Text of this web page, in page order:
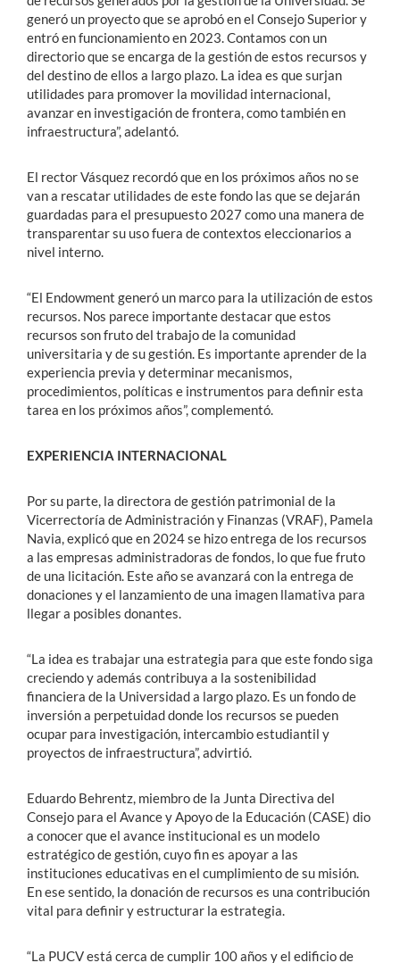
generó un proyecto que se aprobó en el Consejo Superior y
entró en funcionamiento en 2023. Contamos con un
directorio que se encarga de la gestión de estos recursos y
del destino de ellos a largo plazo. La idea es que surjan
utilidades para promover la movilidad internacional,
avanzar en investigación de frontera, como también en
infraestructura”, adelantó.
El rector Vásquez recordó que en los próximos años no se
van a rescatar utilidades de este fondo las que se dejarán
guardadas para el presupuesto 2027 como una manera de
transparentar su uso fuera de contextos eleccionarios a
nivel interno.
“El Endowment generó un marco para la utilización de estos
recursos. Nos parece importante destacar que estos
recursos son fruto del trabajo de la comunidad
universitaria y de su gestión. Es importante aprender de la
experiencia previa y determinar mecanismos,
procedimientos, políticas e instrumentos para definir esta
tarea en los próximos años”, complementó.
EXPERIENCIA INTERNACIONAL
Por su parte, la directora de gestión patrimonial de la
Vicerrectoría de Administración y Finanzas (VRAF), Pamela
Navia, explicó que en 2024 se hizo entrega de los recursos
a las empresas administradoras de fondos, lo que fue fruto
de una licitación. Este año se avanzará con la entrega de
donaciones y el lanzamiento de una imagen llamativa para
llegar a posibles donantes.
“La idea es trabajar una estrategia para que este fondo siga
creciendo y además contribuya a la sostenibilidad
financiera de la Universidad a largo plazo. Es un fondo de
inversión a perpetuidad donde los recursos se pueden
ocupar para investigación, intercambio estudiantil y
proyectos de infraestructura”, advirtió.
Eduardo Behrentz, miembro de la Junta Directiva del
Consejo para el Avance y Apoyo de la Educación (CASE) dio
a conocer que el avance institucional es un modelo
estratégico de gestión, cuyo fin es apoyar a las
instituciones educativas en el cumplimiento de su misión.
En ese sentido, la donación de recursos es una contribución
vital para definir y estructurar la estrategia.
“La PUCV está cerca de cumplir 100 años y el edificio de